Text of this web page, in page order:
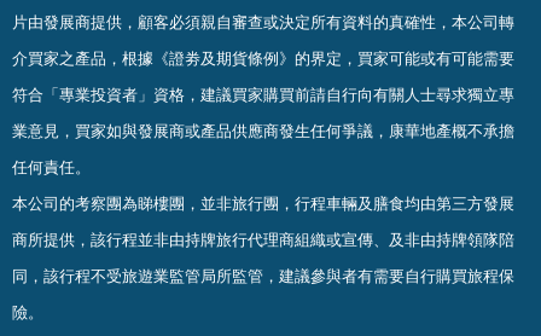
片由發展商提供，顧客必須親自審查或決定所有資料的真確性 ， 本公司轉
介買家之產品，根據《證劵及期貨條例》的界定，買家可能或有可能需要
符合「專業投資者」資格，建議買家購買前請自行向有關人士尋求獨立專
業意見，買家如與發展商或產品供應商發生任何爭議，康華地產概不承擔
任何責任。
本公司的考察團為睇樓團，並非旅行團，行程車輛及膳食均由第三方發展
商所提供，該行程並非由持牌旅行代理商組織或宣傳、及非由持牌領隊陪
同，該行程不受旅遊業監管局所監管，建議參與者有需要自行購買旅程保
險。